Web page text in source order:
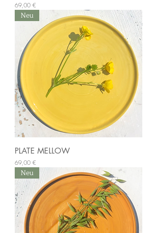
Preis
69,00 €
Neu
PLATE MELLOW
Preis
69,00 €
Neu